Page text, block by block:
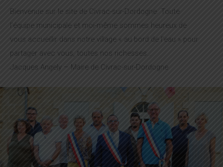
Bienvenue sur le site de Civrac-sur-Dordogne. Toute
l’équipe municipale et moi-même sommes heureux de
vous accueillir dans notre village « au bord de l’eau » pour
partager avec vous, toutes nos richesses…
Jacques Angely – Maire de Civrac-sur-Dordogne